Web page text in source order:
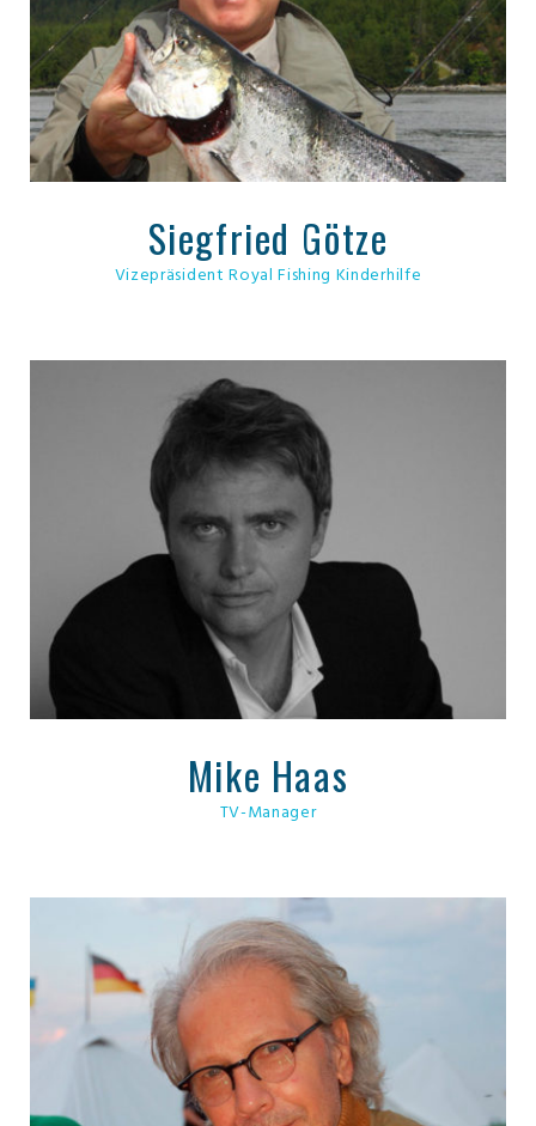
Siegfried Götze
Vizepräsident Royal Fishing Kinderhilfe
Mike Haas
TV-Manager